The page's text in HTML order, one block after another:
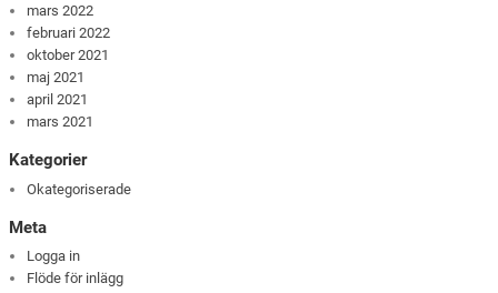
mars 2022
februari 2022
oktober 2021
maj 2021
april 2021
mars 2021
Kategorier
Okategoriserade
Meta
Logga in
Flöde för inlägg